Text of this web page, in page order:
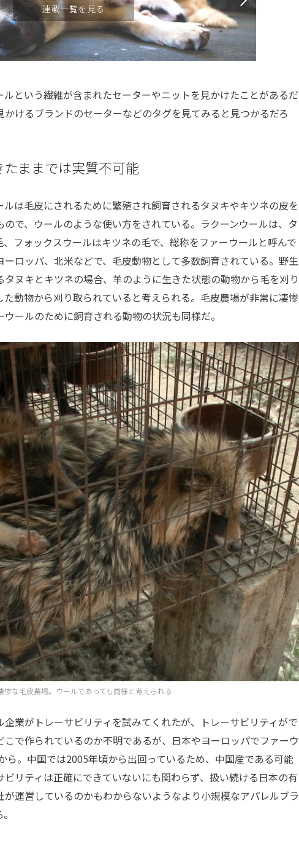
連載一覧を見る
という繊維が含まれたセーターやニットを見かけたことがあるだ
けるブランドのセーターなどのタグを見てみると見つかるだろ
ままでは実質不可能
は毛皮にされるために繁殖され飼育されるタヌキやキツネの皮を
で、ウールのような使い方をされている。ラクーンウールは、タ
フォックスウールはキツネの毛で、総称をファーウールと呼んで
ロッパ、北米などで、毛皮動物として多数飼育されている。野生
ヌキとキツネの場合、羊のように生きた状態の動物から毛を刈り
動物から刈り取られていると考えられる。毛皮農場が非常に凄惨
ウールのために飼育される動物の状況も同様だ。
惨な毛皮農場。ウールであっても同様と考えられる
業がトレーサビリティを試みてくれたが、トレーサビリティがで
で作られているのか不明であるが、日本やヨーロッパでファーウ
ら。中国では2005年頃から出回っているため、中国産である可能
リティは正確にできていないにも関わらず、扱い続ける日本の有
運営しているのかもわからないようなより小規模なアパレルブラ